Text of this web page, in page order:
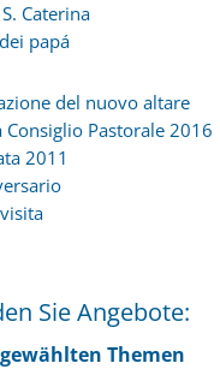
Caterina
papá
del nuovo altare
Consiglio Pastorale 2016
2011
Sie Angebote:
Themen